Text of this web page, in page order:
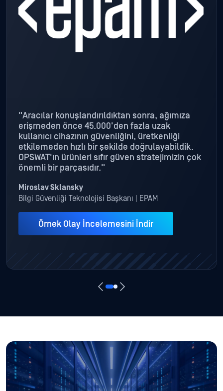
"Aracılar konuşlandırıldıktan sonra, ağımıza
erişmeden önce 45.000'den fazla uzak
kullanıcı cihazının güvenliğini, üretkenliği
etkilemeden hızlı bir şekilde doğrulayabildik.
OPSWAT'ın ürünleri sıfır güven stratejimizin çok
önemli bir parçasıdır."
Miroslav Sklansky
Bilgi Güvenliği Teknolojisi Başkanı | EPAM
Örnek Olay İncelemesini İndir
Güvenli Sanal Masaüstü Erişimi
Sanal Masaüstü Altyapısı (VDI) aracılığıyla cihazlardan
uygulamalara erişimin güvenliğini sağlamak, özellikle